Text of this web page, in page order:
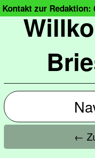
Kontakt zur Redaktion:
←